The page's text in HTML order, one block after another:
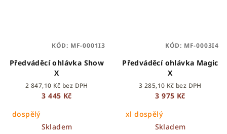
Předváděcí ohlávka Show
X
2 847,10 Kč bez DPH
3 445 Kč
dospělý
Skladem
KÓD: MF-0001I3
Předváděcí ohlávka Magic
X
3 285,10 Kč bez DPH
3 975 Kč
xl dospělý
Skladem
KÓD: MF-0003I4